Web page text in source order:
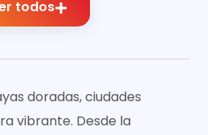
todos
doradas, ciudades
vibrante. Desde la